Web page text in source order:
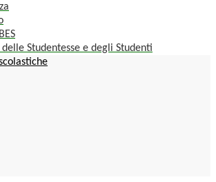
Studentesse e degli Studenti